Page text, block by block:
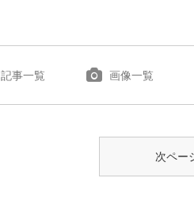
記事一覧 画像一覧
次ペー